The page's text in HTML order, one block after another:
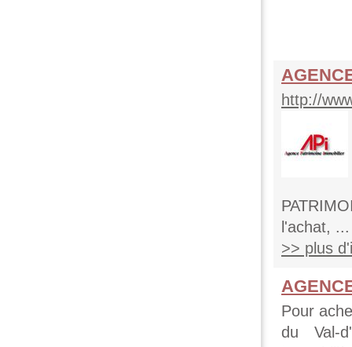
http://
l'achat, ...
>> plus
Pour
du Val-